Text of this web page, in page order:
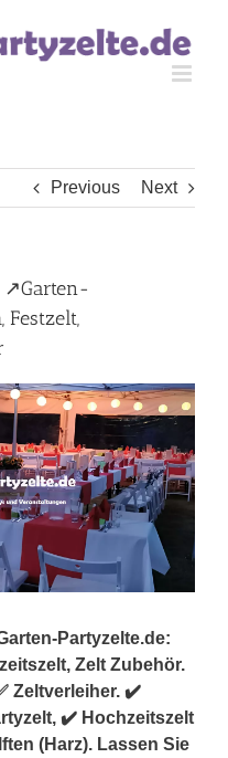
Previous Next
↗️Garten-
Partyzelte.de:
Zelt Zubehör.
Zeltverleiher. ✔️
✔️ Hochzeitszelt
(Harz). Lassen Sie